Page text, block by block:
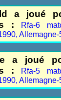
a joué
: Rfa-6
a joué
: Rfa-5